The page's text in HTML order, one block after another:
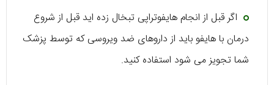
اگر قبل از انجام هایفوتراپی تبخال زده اید قبل از شروع
درمان با هایفو باید از داروهای ضد ویروسی که توسط پزشک
شما تجویز می شود استفاده کنید.